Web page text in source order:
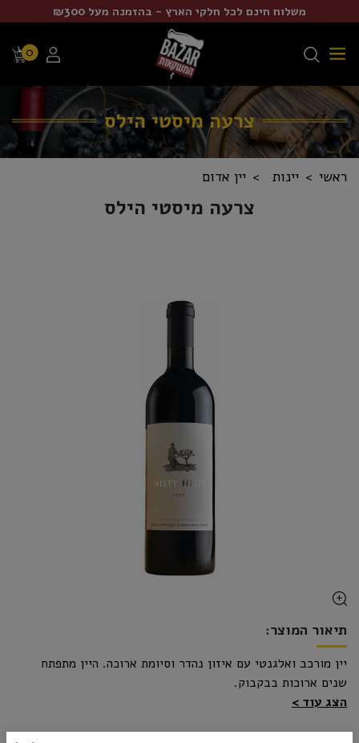
משלוח חינם לכל חלקי הארץ - בהזמנה מעל ₪300
0
צרעה מיסטי הילס
ראשי יינות יין אדום
צרעה מיסטי הילס
תיאור המוצר:
יין מורכב ואלגנטי עם איזון נהדר וסיומת ארוכה. היין מתפתח
שנים ארוכות בבקבוק.
הצג עוד